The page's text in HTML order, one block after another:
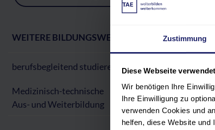
Zustimmung
Diese Webseite
Wir benötigen Ihre
Ihre Einwilligung zu
verwenden Cookies und
helfen, diese Website
WEITERE BILDUNGSWEGE:
berufsbegleitend studieren
Medizinisch-technische
Aus- und Weiterbildung